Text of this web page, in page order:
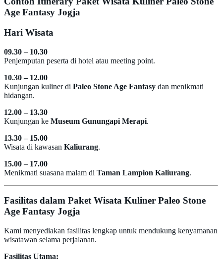
Age Fantasy Jogja
Hari Wisata
09.30 – 10.30
Penjemputan peserta di hotel atau meeting point.
10.30 – 12.00
Kunjungan kuliner di Paleo Stone Age Fantasy dan menikmati
hidangan.
12.00 – 13.30
Kunjungan ke Museum Gunungapi Merapi.
13.30 – 15.00
Wisata di kawasan Kaliurang.
15.00 – 17.00
Menikmati suasana malam di Taman Lampion Kaliurang.
Fasilitas dalam Paket Wisata Kuliner Paleo Stone
Age Fantasy Jogja
Kami menyediakan fasilitas lengkap untuk mendukung kenyamanan
wisatawan selama perjalanan.
Fasilitas Utama: